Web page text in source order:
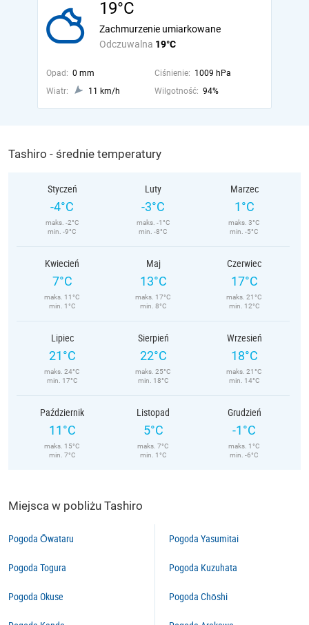
19°C
Odczuwalna 19°C
Zachmurzenie umiarkowane
Opad: 0 mm Ciśnienie: 1009 hPa
Wiatr:
11 km/h Wilgotność: 94%
Tashiro - średnie temperatury
Styczeń
-4°C
maks. -2°C
min. -9°C
Luty
-3°C
maks. -1°C
min. -8°C
Marzec
1°C
maks. 3°C
min. -5°C
Kwiecień
7°C
maks. 11°C
min. 1°C
Maj
13°C
maks. 17°C
min. 8°C
Czerwiec
17°C
maks. 21°C
min. 12°C
Lipiec
21°C
maks. 24°C
min. 17°C
Sierpień
22°C
maks. 25°C
min. 18°C
Wrzesień
18°C
maks. 21°C
min. 14°C
Październik
11°C
maks. 15°C
min. 7°C
Listopad
5°C
maks. 7°C
min. 1°C
Grudzień
-1°C
maks. 1°C
min. -6°C
Miejsca w pobliżu Tashiro
Pogoda Ōwataru
Pogoda Togura
Pogoda Okuse
Pogoda Yasumitai
Pogoda Kuzuhata
Pogoda Chōshi